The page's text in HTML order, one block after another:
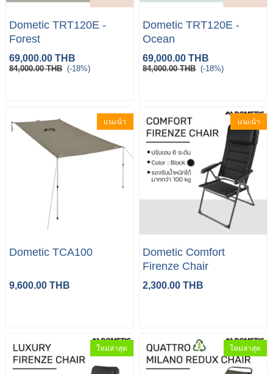
Dometic TRT120E -
Forest
69,000.00 THB
84,000.00 THB (-18%)
Dometic TRT120E -
Ocean
69,000.00 THB
84,000.00 THB (-18%)
แนะนำ
Dometic TCA100
9,600.00 THB
แนะนำ
Dometic Comfort
Firenze Chair
2,300.00 THB
ใหม่ล่าสุด ใหม่ล่าสุด